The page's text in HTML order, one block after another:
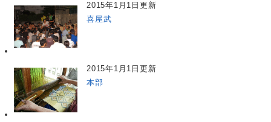
2015年1月1日更新
喜屋武
2015年1月1日更新
本部